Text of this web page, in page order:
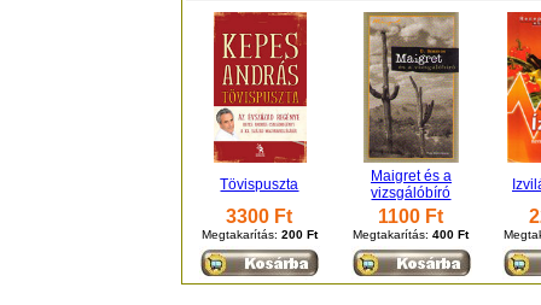
Tövispuszta
Maigret és a
vizsgálóbíró
3300 Ft
Megtakarítás: 200 Ft
1100 Ft
Megtakarítás:400 Ft